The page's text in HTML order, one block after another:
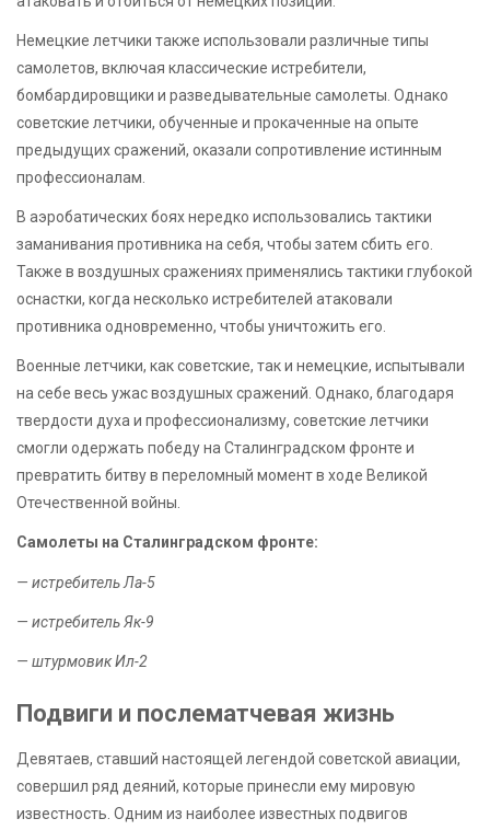
Немецкие летчики также использовали различные типы
самолетов, включая классические истребители,
бомбардировщики и разведывательные самолеты. Однако
советские летчики, обученные и прокаченные на опыте
предыдущих сражений, оказали сопротивление истинным
профессионалам.
В аэробатических боях нередко использовались тактики
заманивания противника на себя, чтобы затем сбить его.
Также в воздушных сражениях применялись тактики глубокой
оснастки, когда несколько истребителей атаковали
противника одновременно, чтобы уничтожить его.
Военные летчики, как советские, так и немецкие, испытывали
на себе весь ужас воздушных сражений. Однако, благодаря
твердости духа и профессионализму, советские летчики
смогли одержать победу на Сталинградском фронте и
превратить битву в переломный момент в ходе Великой
Отечественной войны.
Самолеты на Сталинградском фронте:
— истребитель Ла-5
— истребитель Як-9
— штурмовик Ил-2
Подвиги и послематчевая жизнь
Девятаев, ставший настоящей легендой советской авиации,
совершил ряд деяний, которые принесли ему мировую
известность. Одним из наиболее известных подвигов